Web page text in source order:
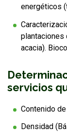
energéticos
plantaciones
acacia).
servicios
Contenido
Densidad